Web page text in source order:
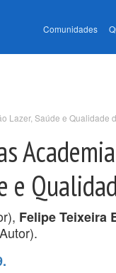
Comunidades
Lazer, Saúde e Qualidade
e
Felipe Teixeira